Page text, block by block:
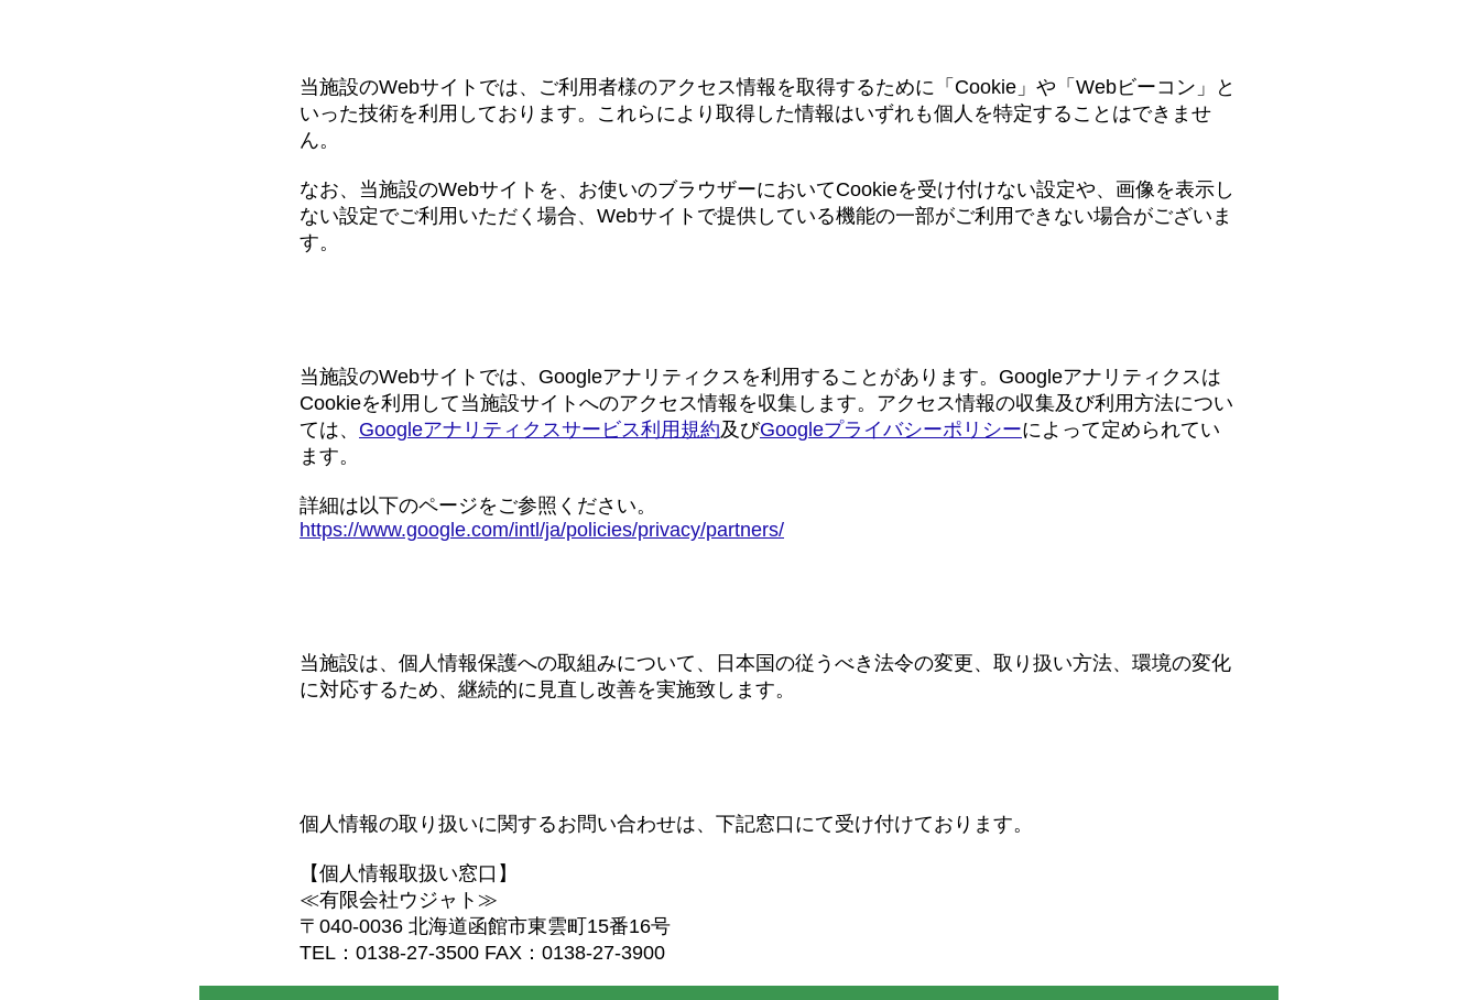
当施設のWebサイトでは、ご利用者様のアクセス情報を取得するために「Cookie」や「Webビーコン」と
いった技術を利用しております。これらにより取得した情報はいずれも個人を特定することはできませ
ん。
なお、当施設のWebサイトを、お使いのブラウザーにおいてCookieを受け付けない設定や、画像を表示し
ない設定でご利用いただく場合、Webサイトで提供している機能の一部がご利用できない場合がございま
す。
当施設のWebサイトでは、Googleアナリティクスを利用することがあります。Googleアナリティクスは
Cookieを利用して当施設サイトへのアクセス情報を収集します。アクセス情報の収集及び利用方法につい
ては、 Googleアナリティクスサービス利用規約及びGoogleプライバシーポリシーによって定められてい
ます。
詳細は以下のページをご参照ください。
https://www.google.com/intl/ja/policies/privacy/partners/
当施設は、個人情報保護への取組みについて、日本国の従うべき法令の変更、取り扱い方法、環境の変化
に対応するため、継続的に見直し改善を実施致します。
個人情報の取り扱いに関するお問い合わせは、下記窓口にて受け付けております。
【個人情報取扱い窓口】
≪有限会社ウジャト≫
〒040-0036 北海道函館市東雲町15番16号
TEL： 0138-27-3500 FAX：0138-27-3900